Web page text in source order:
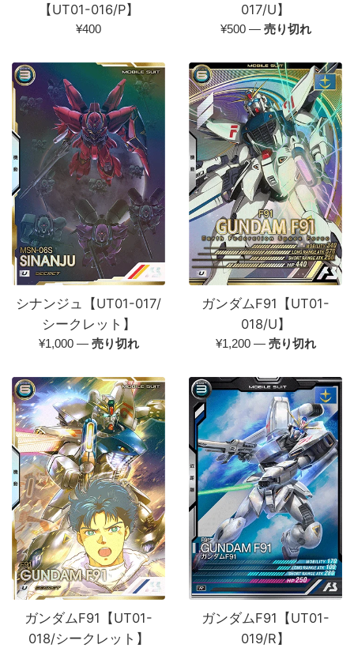
【UT01-016/P】
通
価
格
¥400
017/U】
通
価
格
¥500 — 売り切れ
シナンジュ【UT01-017/
シークレット】
通
価
格
¥1,000 — 売り切れ
ガンダムF91【UT01-
018/U】
通
価
格
¥1,200 — 売り切れ
ガンダムF91【UT01-
018/シークレット】
ガンダムF91【UT01-
019/R】